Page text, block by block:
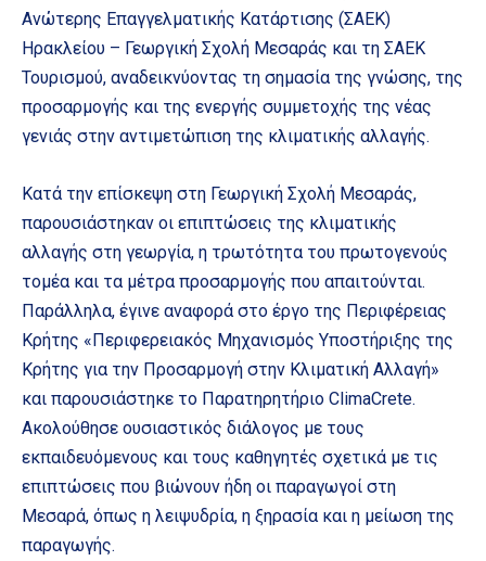
Ανώτερης Επαγγελματικής Κατάρτισης (ΣΑΕΚ)
Ηρακλείου – Γεωργική Σχολή Μεσαράς και τη ΣΑΕΚ
Τουρισμού, αναδεικνύοντας τη σημασία της γνώσης, της
προσαρμογής και της ενεργής συμμετοχής της νέας
γενιάς στην αντιμετώπιση της κλιματικής αλλαγής.
Κατά την επίσκεψη στη Γεωργική Σχολή Μεσαράς,
παρουσιάστηκαν οι επιπτώσεις της κλιματικής
αλλαγής στη γεωργία, η τρωτότητα του πρωτογενούς
τομέα και τα μέτρα προσαρμογής που απαιτούνται.
Παράλληλα, έγινε αναφορά στο έργο της Περιφέρειας
Κρήτης «Περιφερειακός Μηχανισμός Υποστήριξης της
Κρήτης για την Προσαρμογή στην Κλιματική Αλλαγή»
και παρουσιάστηκε το Παρατηρητήριο ClimaCrete.
Ακολούθησε ουσιαστικός διάλογος με τους
εκπαιδευόμενους και τους καθηγητές σχετικά με τις
επιπτώσεις που βιώνουν ήδη οι παραγωγοί στη
Μεσαρά, όπως η λειψυδρία, η ξηρασία και η μείωση της
παραγωγής.